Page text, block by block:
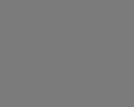
"Cité Kiämmel" in
einem atemberaubenden Blick auf